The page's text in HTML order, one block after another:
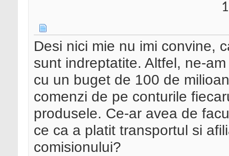
Desi nici mie nu imi convine,
sunt indreptatite. Altfel, ne-
cu un buget de 100 de
comenzi de pe conturile
produsele. Ce-ar avea de
ce ca a platit transportul si
comisionului?